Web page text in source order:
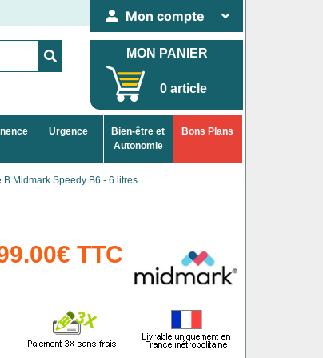
Mon compte
MON PANIER
0 article
Urgence
Bien-être et
Autonomie
Bons Plans
Midmark Speedy B6 - 6 litres
TTC